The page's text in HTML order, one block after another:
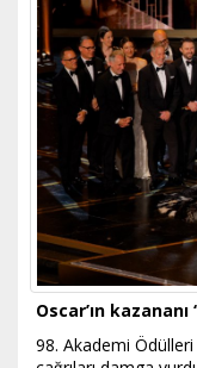
Oscar’ın
98. Akademi